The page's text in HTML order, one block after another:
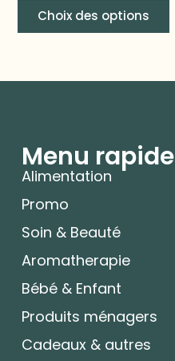
Choix des options
Menu rapide
Alimentation
Promo
Soin & Beauté
Aromatherapie
Bébé & Enfant
Produits ménagers
Cadeaux & autres